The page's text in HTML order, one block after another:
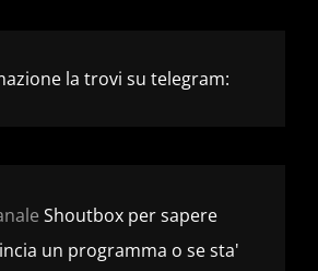
la trovi su telegram:
Shoutbox per sapere
un programma o se sta'